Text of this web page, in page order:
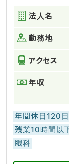
法人名
勤務地
アクセス
年収
年間休日120
残業10時間以
眼科